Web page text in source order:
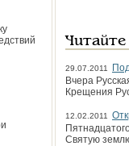
29.07.2011
Вчера
Крещения
12.02.2011
Святую